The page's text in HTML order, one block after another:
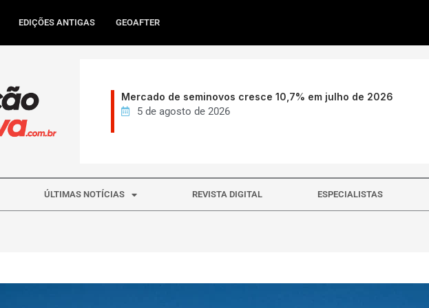
EDIÇÕES ANTIGAS GEOAFTER
Mercado de seminovos cresce 10,7% em julho de 2026
5 de agosto de 2026
ÚLTIMAS NOTÍCIAS REVISTA DIGITAL ESPECIALISTAS